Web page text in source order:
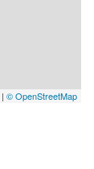
| © OpenStreetMap